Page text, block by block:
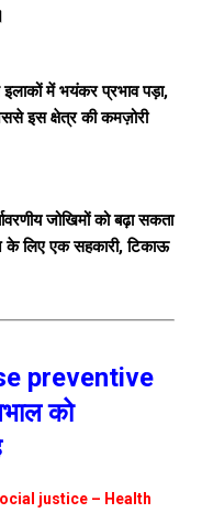
में भयंकर प्रभाव पड़ा,
इस क्षेत्र की कमज़ोरी
जोखिमों को बढ़ा सकता
लिए एक सहकारी, टिकाऊ
preventive
को
justice – Health